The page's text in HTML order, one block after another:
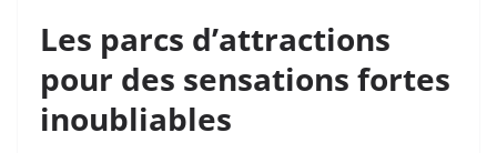
Les parcs d’attractions
pour des sensations fortes
inoubliables